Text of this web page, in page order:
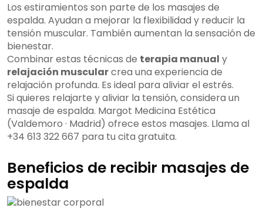
Los estiramientos son parte de los masajes de
espalda. Ayudan a mejorar la flexibilidad y reducir la
tensión muscular. También aumentan la sensación de
bienestar.
Combinar estas técnicas de terapia manual y
relajación muscularcrea una experiencia de
relajación profunda. Es ideal para aliviar el estrés.
Si quieres relajarte y aliviar la tensión, considera un
masaje de espalda. Margot Medicina Estética
(Valdemoro · Madrid) ofrece estos masajes. Llama al
+34 613 322 667 para tu cita gratuita.
Beneficios de recibir masajes de
espalda